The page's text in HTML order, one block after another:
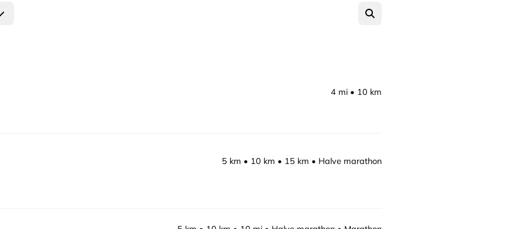
4 mi 10 km
5 km 10 km 15 km Halve marathon